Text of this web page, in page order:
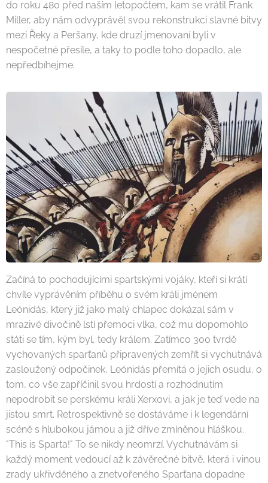
do roku 480 před naším letopočtem, kam se vrátil Frank
Miller, aby nám odvyprávěl svou rekonstrukci slavné bitvy
mezi Řeky a Peršany, kde druzí jmenovaní byli v
nespočetné přesile, a taky to podle toho dopadlo, ale
nepředbíhejme.
Začíná to pochodujícími spartskými vojáky, kteří si krátí
chvíle vyprávěním příběhu o svém králi jménem
Leónidás, který již jako malý chlapec dokázal sám v
mrazivé divočině lstí přemoci vlka, což mu dopomohlo
státi se tím, kým byl, tedy králem. Zatímco 300 tvrdě
vychovaných sparťanů připravených zemřít si vychutnává
zasloužený odpočinek, Leónidás přemítá o jejich osudu, o
tom, co vše zapříčinil svou hrdostí a rozhodnutím
nepodrobit se perskému králi Xerxovi, a jak je teď vede na
jistou smrt. Retrospektivně se dostáváme i k legendární
scéně s hlubokou jámou a již dříve zmíněnou hláškou.
"This is Sparta!" To se nikdy neomrzí. Vychutnávám si
každý moment vedoucí až k závěrečné bitvě, která i vinou
zrady ukřivděného a znetvořeného Sparťana dopadne